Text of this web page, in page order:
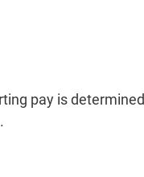
pay is determined